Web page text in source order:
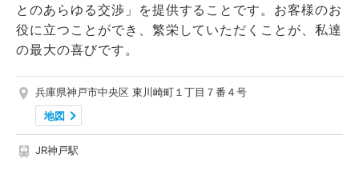
とのあらゆる交渉」を提供することです。お客様のお
役に立つことができ、繁栄していただくことが、私達
の最大の喜びです。
兵庫県神戸市中央区 東川崎町１丁目７番４号
地図
JR神戸駅